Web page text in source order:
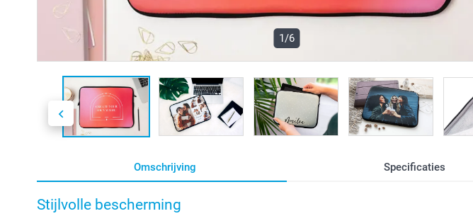
1/6
Omschrijving Specificaties
Stijlvolle bescherming